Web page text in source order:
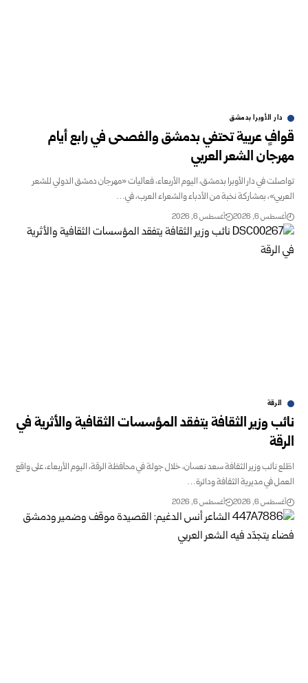
دار الأوبرا بدمشق
قوافٍ عربية تحتفي بدمشق والفصحى في رابع أيام
مهرجان الشعر العربي
تواصلت في دار الأوبرا بدمشق، اليوم الأربعاء، فعاليات «مهرجان دمشق الدولي للشعر
العربي»، بمشاركة نخبة من ‌‏الأدباء والشعراء العرب، في…
أغسطس 6, 2026 أغسطس 6, 2026
الرقة
نائب وزير الثقافة يتفقد المؤسسات الثقافية والأثرية في
الرقة
اطّلع نائب وزير الثقافة سعد نعسان، خلال جولة في محافظة الرقة، اليوم الأربعاء، على واقع
العمل في مديرية الثقافة ودائرة…
أغسطس 6, 2026 أغسطس 6, 2026